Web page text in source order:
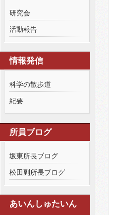
研究会
活動報告
情報発信
科学の散歩道
紀要
所員ブログ
坂東所長ブログ
松田副所長ブログ
あいんしゅたいん